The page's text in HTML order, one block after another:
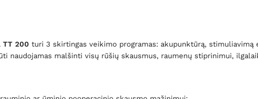
TT 200 turi 3 skirtingas veikimo programas: akupunktūrą,
naudojamas malšinti visų rūšių skausmus, raumenų stiprinimui,